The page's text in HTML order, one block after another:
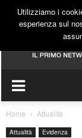
Home Attualità
Attualità Evidenza
Utilizziamo i
esperienza sul